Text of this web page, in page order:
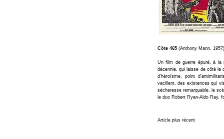
Côte 465 (Anthony Mann, 1957)
Un film de guerre épuré, à la
décennie, qui laisse de côté le
d'héroïsme, point
vacillent, des existences qui
sécheresse remarquable, le
le duo Robert Ryan-Aldo Ray,
Article plus récent